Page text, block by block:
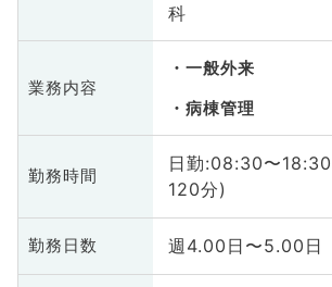
科
業務内容
一般外来
病棟管理
勤務時間
日勤:08:30〜
120分)
勤務日数 週4.00日〜5.00日